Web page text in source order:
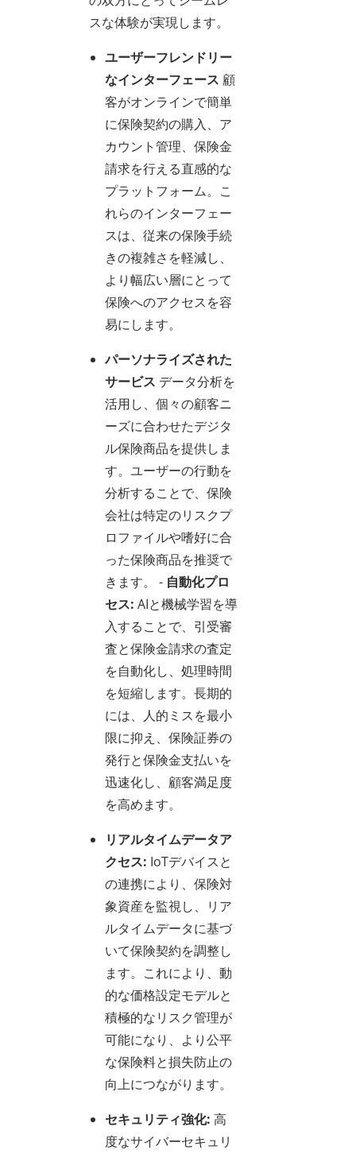
スな体験が実現します。
ユーザーフレンドリー
なインターフェース 顧
客がオンラインで簡単
に保険契約の購入、ア
カウント管理、保険金
請求を行える直感的な
プラットフォーム。こ
れらのインターフェー
スは、従来の保険手続
きの複雑さを軽減し、
より幅広い層にとって
保険へのアクセスを容
易にします。
パーソナライズされた
サービス データ分析を
活用し、個々の顧客ニ
ーズに合わせたデジタ
ル保険商品を提供しま
す。ユーザーの行動を
分析することで、保険
会社は特定のリスクプ
ロファイルや嗜好に合
った保険商品を推奨で
きます。 - 自動化プロ
セス: AIと機械学習を導
入することで、引受審
査と保険金請求の査定
を自動化し、処理時間
を短縮します。長期的
には、人的ミスを最小
限に抑え、保険証券の
発行と保険金支払いを
迅速化し、顧客満足度
を高めます。
リアルタイムデータア
クセス: IoTデバイスと
の連携により、保険対
象資産を監視し、リア
ルタイムデータに基づ
いて保険契約を調整し
ます。これにより、動
的な価格設定モデルと
積極的なリスク管理が
可能になり、より公平
な保険料と損失防止の
向上につながります。
セキュリティ強化: 高
度なサイバーセキュリ